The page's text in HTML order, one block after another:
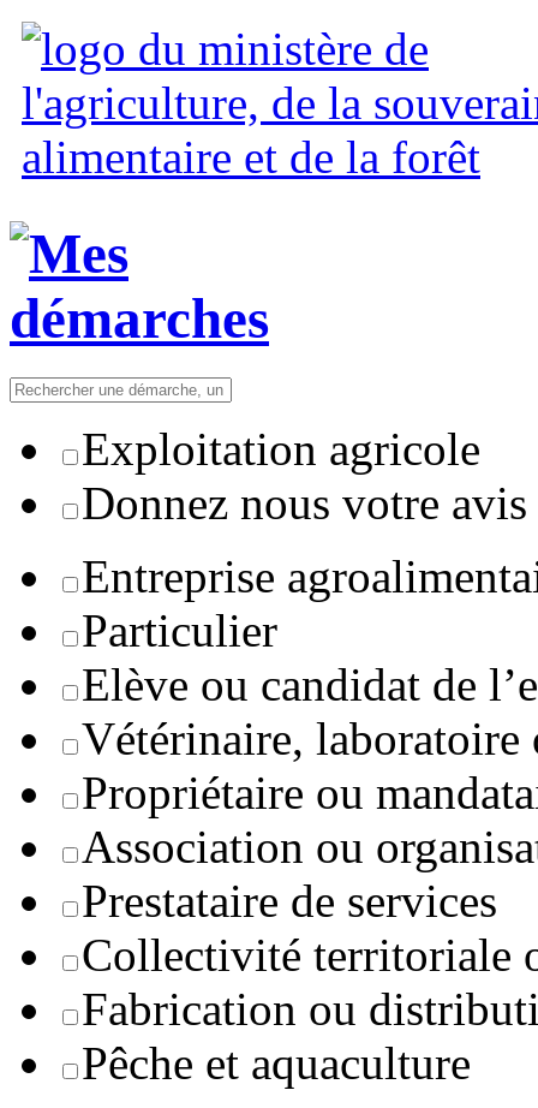
Exploitation agricole
Donnez nous votre avis
Entreprise
Particulier
Elève ou candidat de
Vétérinaire, laboratoire
Propriétaire ou
Association ou
Prestataire de services
Collectivité territoriale
Fabrication ou
Pêche et aquaculture